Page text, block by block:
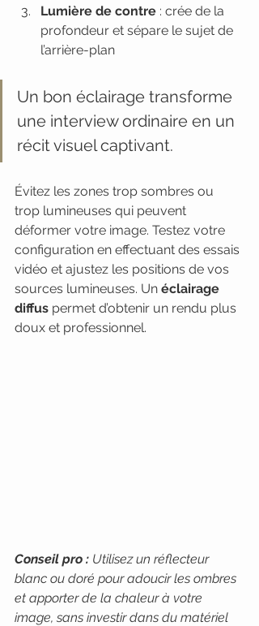
Lumière de contre : crée de la
profondeur et sépare le sujet de
l’arrière-plan
Un bon éclairage transforme
une interview ordinaire en un
récit visuel captivant.
Évitez les zones trop sombres ou
trop lumineuses qui peuvent
déformer votre image. Testez votre
configuration en effectuant des essais
vidéo et ajustez les positions de vos
sources lumineuses. Un éclairage
diffus permet d’obtenir un rendu plus
doux et professionnel.
Conseil pro : Utilisez un réflecteur
blanc ou doré pour adoucir les ombres
et apporter de la chaleur à votre
image, sans investir dans du matériel